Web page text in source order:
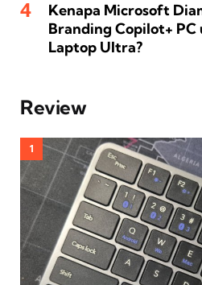
Kenapa Microsoft
Branding Copilot+
Laptop Ultra?
Review